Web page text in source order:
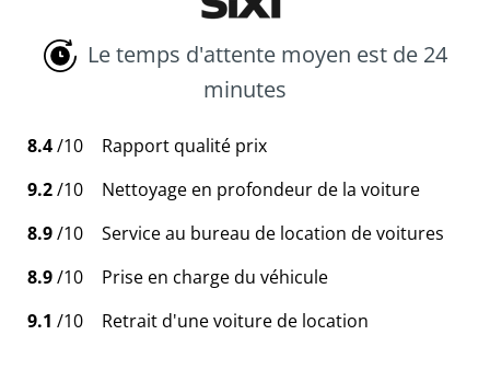
Le temps d'attente moyen est de 24
minutes
8.4/10
Rapport qualité prix
9.2/10
Nettoyage en profondeur de la voiture
8.9/10
Service au bureau de location de voitures
8.9/10
Prise en charge du véhicule
9.1 /10 Retrait d'une voiture de location